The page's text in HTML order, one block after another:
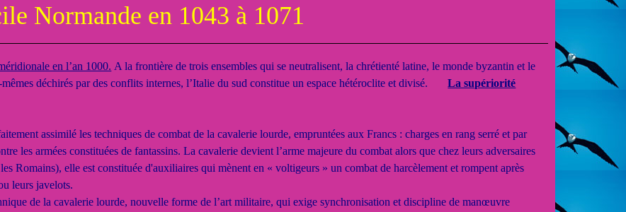
en 1043 à 1071
en l’an 1000. A la frontière de trois ensembles qui se neutralisent, la chrétienté latine, le monde byzantin et le
déchirés par des conflits internes, l’Italie du sud constitue un espace hétéroclite et divisé.
La supériorité
assimilé les techniques de combat de la cavalerie lourde, empruntées aux Francs : charges en rang serré et par
les armées constituées de fantassins. La cavalerie devient l’arme majeure du combat alors que chez leurs adversaires
Romains), elle est constituée d'auxiliaires qui mènent en « voltigeurs » un combat de harcèlement et rompent après
leurs javelots.
de la cavalerie lourde, nouvelle forme de l’art militaire, qui exige synchronisation et discipline de manœuvre